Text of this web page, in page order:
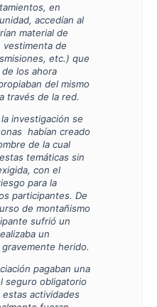
en
accedían al
material de
vestimenta de
etc.) que
los ahora
del mismo
través de la red.
investigación se
habían creado
de la cual
temáticas sin
con el
para la
participantes. De
de montañismo
sufrió un
un
herido.
pagaban una
seguro obligatorio
actividades